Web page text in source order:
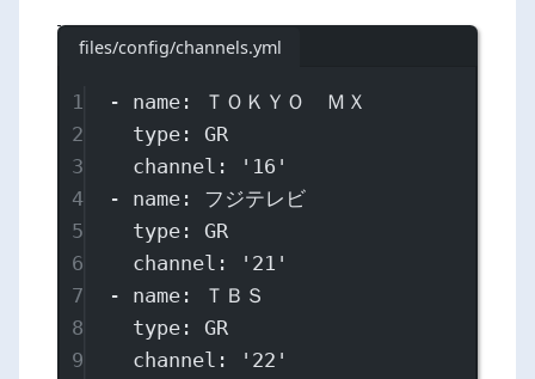
files/config/channels.yml
1 - name :
ＴＯＫＹＯ　ＭＸ
2
type : GR
3
channel :
'16'
4
- name : フジテレビ
5
type : GR
6
channel :
'21'
7
- name :
ＴＢＳ
8
type : GR
9
channel :
'22'